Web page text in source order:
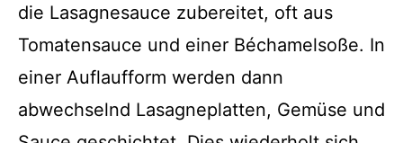
die Lasagnesauce zubereitet, oft aus
Tomatensauce und einer Béchamelsoße. In
einer Auflaufform werden dann
abwechselnd Lasagneplatten, Gemüse und